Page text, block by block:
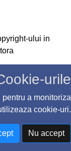
urile
a monitoriza
cookie-uri.
Nu accept
ului in